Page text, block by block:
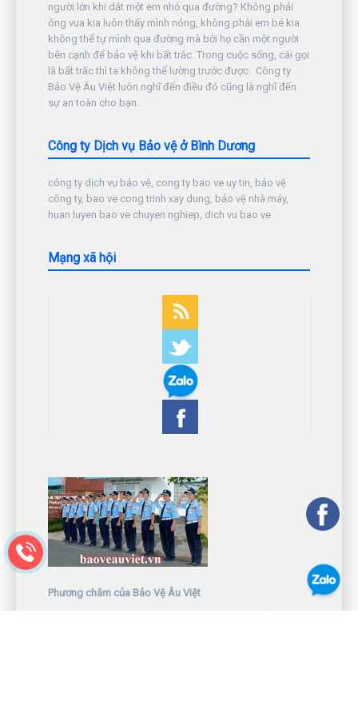
người lớn khi dắt một em nhỏ qua đường? Không phải
ông vua kia luôn thấy mình nóng, không phải em bé kia
không thể tự mình qua đường mà bởi họ cần một người
bên cạnh để bảo vệ khi bất trắc. Trong cuộc sống, cái gọi
là bất trắc thì ta không thể lường trước được. Công ty
Bảo Vệ Âu Việt luôn nghĩ đến điều đó cũng là nghĩ đến
sự an toàn cho bạn.
Công ty Dịch vụ Bảo vệ ở Bình Dương
công ty dịch vụ bảo vệ, cong ty bao ve uy tin, bảo vệ
công ty, bao ve cong trinh xay dung, bảo vệ nhà máy,
huan luyen bao ve chuyen nghiep, dich vu bao ve
Mạng xã hội
Phương châm của Bảo Vệ Âu Việt